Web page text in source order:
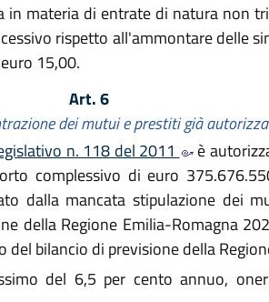
materia di entrate di natura non
rispetto all'ammontare delle
15,00.
Art. 6
dei mutui e prestiti già
n. 118 del 2011
è
complessivo di euro
dalla mancata stipulazione dei
della Regione Emilia-Romagna
del bilancio di previsione della
del 6,5 per cento annuo,